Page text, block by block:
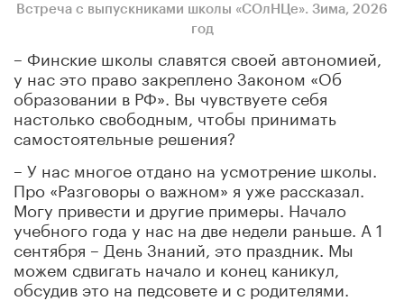
Встреча с выпускниками школы «СОлНЦе». Зима, 2026
год
– Финские школы славятся своей автономией,
у нас это право закреплено Законом «Об
образовании в РФ». Вы чувствуете себя
настолько свободным, чтобы принимать
самостоятельные решения?
– У нас многое отдано на усмотрение школы.
Про «Разговоры о важном» я уже рассказал.
Могу привести и другие примеры. Начало
учебного года у нас на две недели раньше. А 1
сентября – День Знаний, это праздник. Мы
можем сдвигать начало и конец каникул,
обсудив это на педсовете и с родителями.